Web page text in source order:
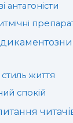
антагоністи
стиль життя
спокій